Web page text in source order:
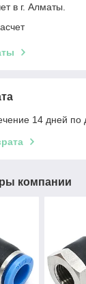
в г. Алматы.
14 дней по
компании